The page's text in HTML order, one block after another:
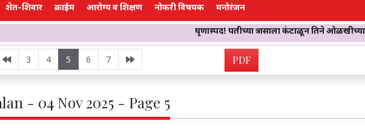
शेत-शिवार क्राईम आरोग्य व शिक्षण नोकरी विषयक मनोरंजन
घृणास्पद! पतीच्या त्रासाला कंटाळून तिने ओळखीच्या व्यक्तीकडे
3 4 5 6 7 PDF
- 04 Nov 2025 - Page 5